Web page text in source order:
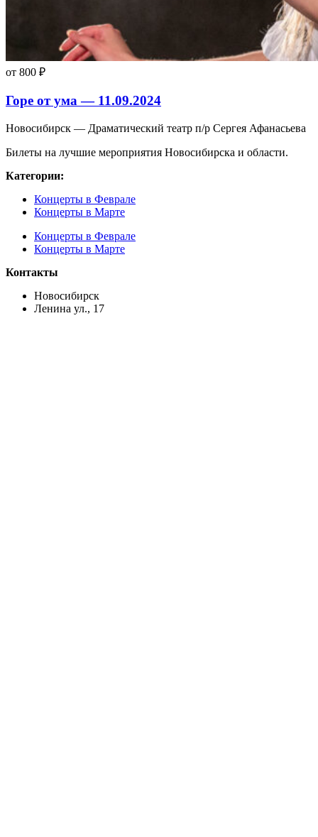
от 800 ₽
Горе от ума — 11.09.2024
Новосибирск — Драматический театр п/р Сергея Афанасьева
Билеты на лучшие мероприятия Новосибирска и области.
Категории:
Концерты в Феврале
Концерты в Марте
Концерты в Феврале
Концерты в Марте
Контакты
Новосибирск
Ленина ул., 17